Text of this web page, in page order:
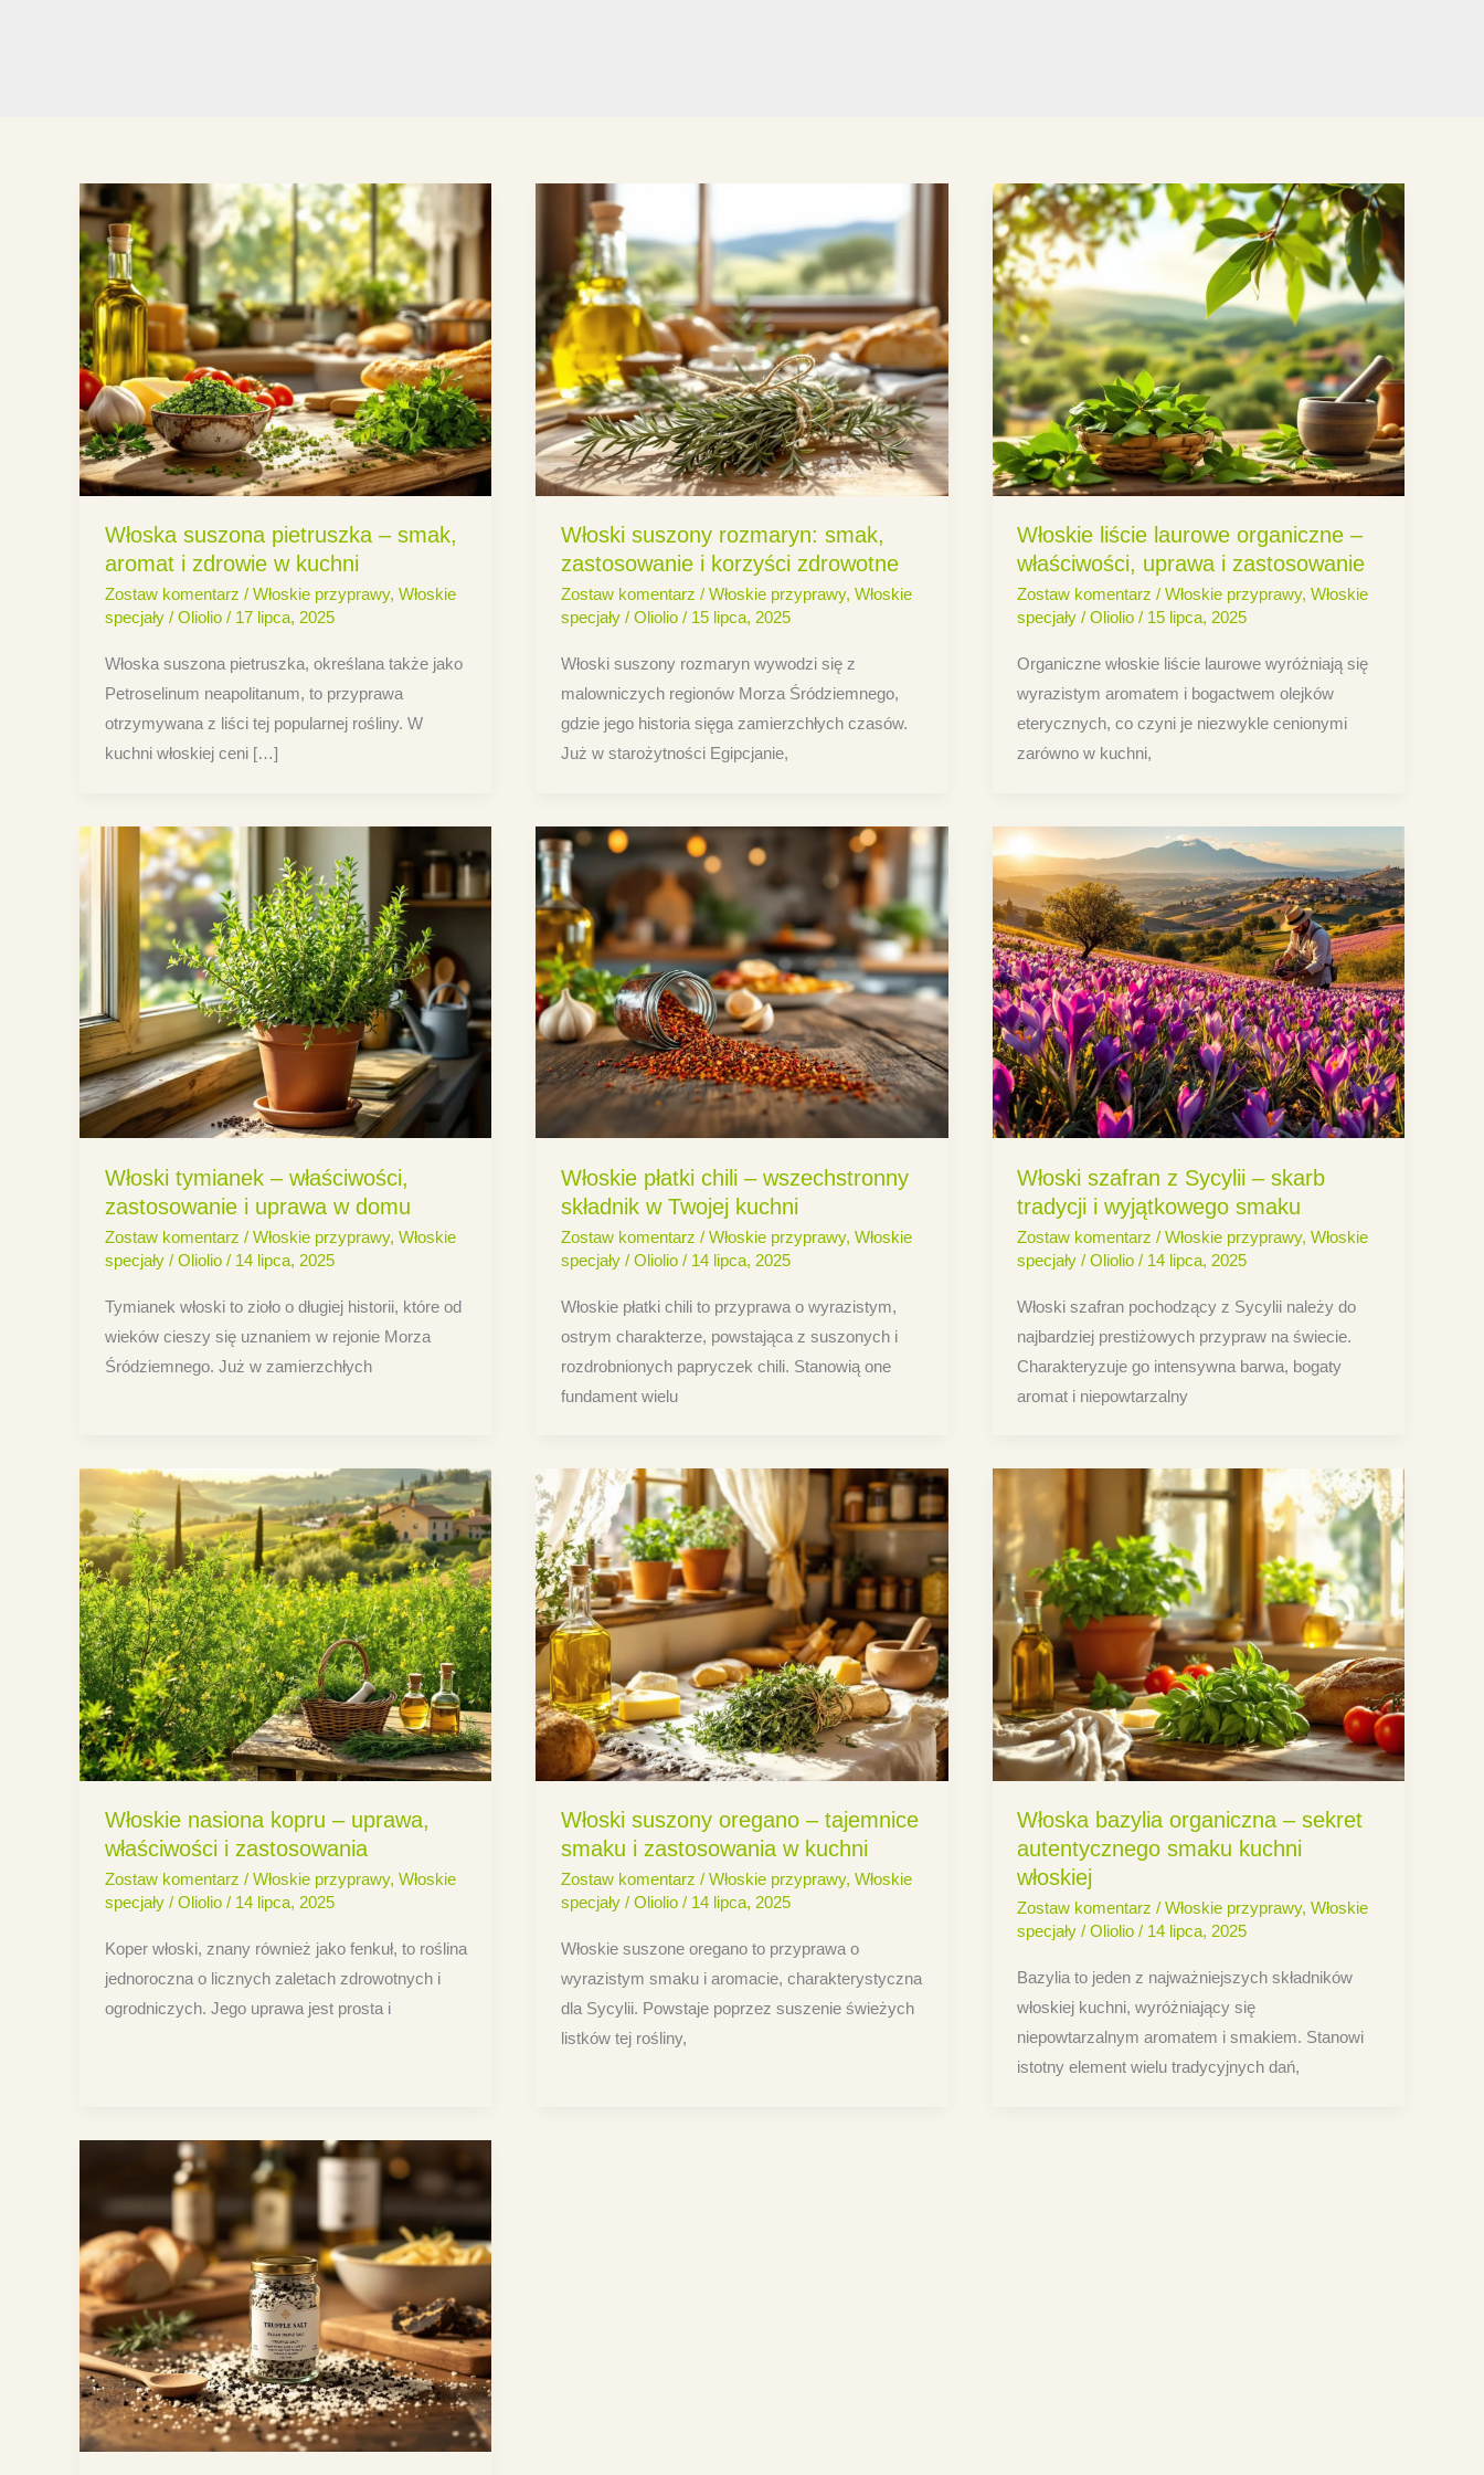
Włoska suszona pietruszka – smak,
aromat i zdrowie w kuchni
Zostaw komentarz / Włoskie przyprawy, Włoskie
specjały/ Oliolio / 17 lipca, 2025
Włoska suszona pietruszka, określana także jako
Petroselinum neapolitanum, to przyprawa
otrzymywana z liści tej popularnej rośliny. W
kuchni włoskiej ceni […]
Włoski suszony rozmaryn: smak,
zastosowanie i korzyści zdrowotne
Zostaw komentarz / Włoskie przyprawy, Włoskie
specjały/ Oliolio / 15 lipca, 2025
Włoski suszony rozmaryn wywodzi się z
malowniczych regionów Morza Śródziemnego,
gdzie jego historia sięga zamierzchłych czasów.
Już w starożytności Egipcjanie,
Włoskie liście laurowe organiczne –
właściwości, uprawa i zastosowanie
Zostaw komentarz /Włoskie przyprawy,Włoskie
specjały /Oliolio/ 15 lipca, 2025
Organiczne włoskie liście laurowe wyróżniają się
wyrazistym aromatem i bogactwem olejków
eterycznych, co czyni je niezwykle cenionymi
zarówno w kuchni,
Włoski tymianek – właściwości,
zastosowanie i uprawa w domu
Zostaw komentarz / Włoskie przyprawy, Włoskie
specjały/ Oliolio / 14 lipca, 2025
Tymianek włoski to zioło o długiej historii, które od
wieków cieszy się uznaniem w rejonie Morza
Śródziemnego. Już w zamierzchłych
Włoskie płatki chili – wszechstronny
składnik w Twojej kuchni
Zostaw komentarz / Włoskie przyprawy, Włoskie
specjały/ Oliolio / 14 lipca, 2025
Włoskie płatki chili to przyprawa o wyrazistym,
ostrym charakterze, powstająca z suszonych i
rozdrobnionych papryczek chili. Stanowią one
fundament wielu
Włoski szafran z Sycylii – skarb
tradycji i wyjątkowego smaku
Zostaw komentarz /Włoskie przyprawy,Włoskie
specjały /Oliolio/ 14 lipca, 2025
Włoski szafran pochodzący z Sycylii należy do
najbardziej prestiżowych przypraw na świecie.
Charakteryzuje go intensywna barwa, bogaty
aromat i niepowtarzalny
Włoskie nasiona kopru – uprawa,
właściwości i zastosowania
Zostaw komentarz / Włoskie przyprawy, Włoskie
specjały/ Oliolio / 14 lipca, 2025
Koper włoski, znany również jako fenkuł, to roślina
jednoroczna o licznych zaletach zdrowotnych i
ogrodniczych. Jego uprawa jest prosta i
Włoski suszony oregano – tajemnice
smaku i zastosowania w kuchni
Zostaw komentarz / Włoskie przyprawy, Włoskie
specjały/ Oliolio / 14 lipca, 2025
Włoskie suszone oregano to przyprawa o
wyrazistym smaku i aromacie, charakterystyczna
dla Sycylii. Powstaje poprzez suszenie świeżych
listków tej rośliny,
Włoska bazylia organiczna – sekret
autentycznego smaku kuchni
włoskiej
Zostaw komentarz /Włoskie przyprawy,Włoskie
specjały /Oliolio/ 14 lipca, 2025
Bazylia to jeden z najważniejszych składników
włoskiej kuchni, wyróżniający się
niepowtarzalnym aromatem i smakiem. Stanowi
istotny element wielu tradycyjnych dań,